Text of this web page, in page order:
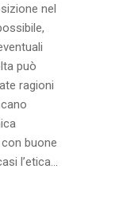
nel
può
ragioni
buone
l’etica...